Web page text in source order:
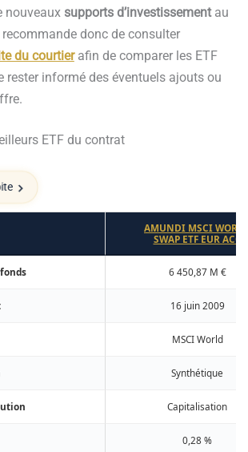
nouveaux supports d’investissementau
donc de consulter
du courtierafin de comparer les ETF
rester informé des éventuels ajouts ou
ETF du contrat
AMUNDI MSCI
SWAP ETF EUR ACC
6 450,87 M €
16 juin 2009
MSCI World
Synthétique
Capitalisation
0,28 %